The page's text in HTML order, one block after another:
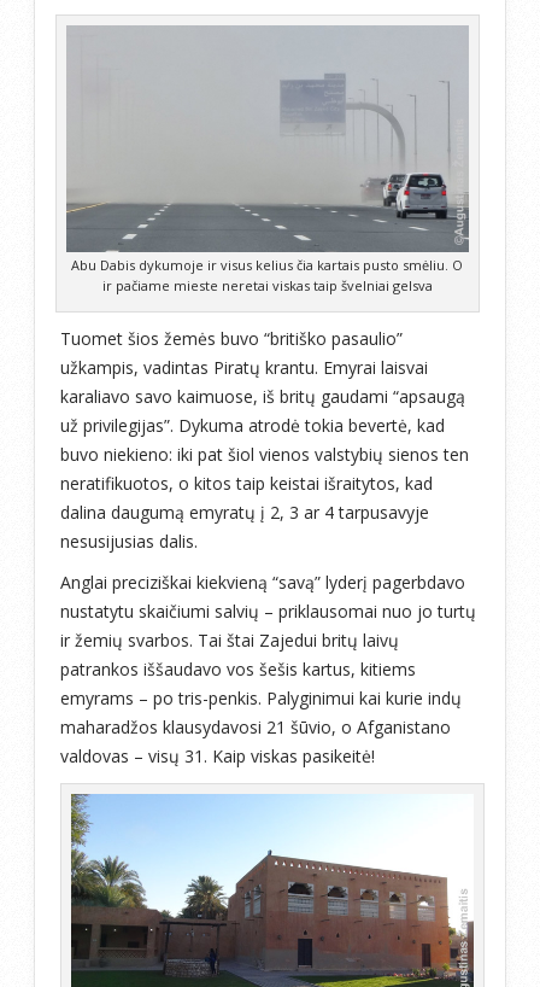
Abu Dabis dykumoje ir visus kelius čia kartais pusto smėliu. O
ir pačiame mieste neretai viskas taip švelniai gelsva
Tuomet šios žemės buvo “britiško pasaulio”
užkampis, vadintas Piratų krantu. Emyrai laisvai
karaliavo savo kaimuose, iš britų gaudami “apsaugą
už privilegijas”. Dykuma atrodė tokia bevertė, kad
buvo niekieno: iki pat šiol vienos valstybių sienos ten
neratifikuotos, o kitos taip keistai išraitytos, kad
dalina daugumą emyratų į 2, 3 ar 4 tarpusavyje
nesusijusias dalis.
Anglai preciziškai kiekvieną “savą” lyderį pagerbdavo
nustatytu skaičiumi salvių – priklausomai nuo jo turtų
ir žemių svarbos. Tai štai Zajedui britų laivų
patrankos iššaudavo vos šešis kartus, kitiems
emyrams – po tris-penkis. Palyginimui kai kurie indų
maharadžos klausydavosi 21 šūvio, o Afganistano
valdovas – visų 31. Kaip viskas pasikeitė!